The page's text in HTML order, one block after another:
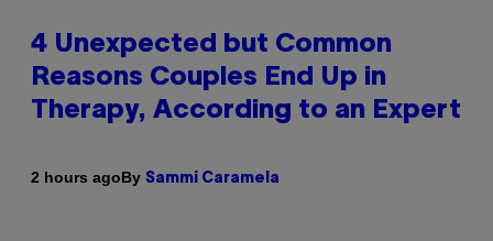
4 Unexpected but Common
Reasons Couples End Up in
Therapy, According to an Expert
2 hours agoBy Sammi Caramela